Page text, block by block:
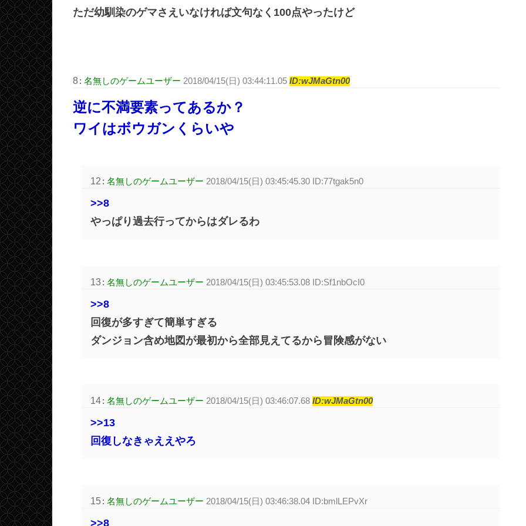
ただ幼馴染のゲマさえいなければ文句なく100点やったけど
8: 名無しのゲームユーザー 2018/04/15(日) 03:44:11.05 ID:wJMaGtn00
逆に不満要素ってあるか？
ワイはボウガンくらいや
12 : 名無しのゲームユーザー 2018/04/15(日) 03:45:45.30 ID:77tgak5n0
>>8
やっぱり過去行ってからはダレるわ
13: 名無しのゲームユーザー 2018/04/15(日) 03:45:53.08 ID:Sf1nbOcI0
>>8
回復が多すぎて簡単すぎる
ダンジョン含め地図が最初から全部見えてるから冒険感がない
14: 名無しのゲームユーザー 2018/04/15(日) 03:46:07.68 ID:wJMaGtn00
>>13
回復しなきゃええやろ
15: 名無しのゲームユーザー 2018/04/15(日) 03:46:38.04 ID:bmlLEPvXr
>>8